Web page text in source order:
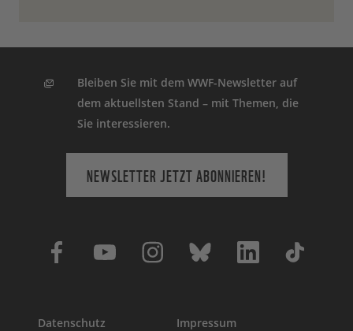
Bleiben Sie mit dem WWF-Newsletter auf
dem aktuellsten Stand – mit Themen, die
Sie interessieren.
NEWSLETTER JETZT ABONNIEREN!
Datenschutz Impressum